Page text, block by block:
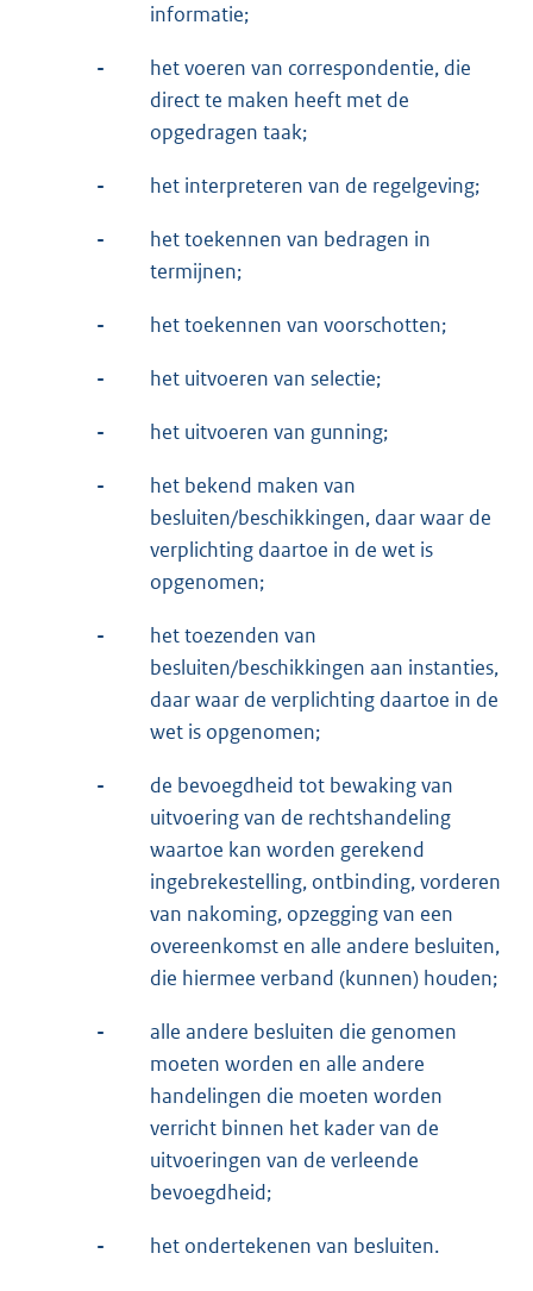
informatie;
-
het voeren van correspondentie, die
direct te maken heeft met de
opgedragen taak;
- het interpreteren van de regelgeving;
-
het toekennen van bedragen in
termijnen;
- het toekennen van voorschotten;
- het uitvoeren van selectie;
- het uitvoeren van gunning;
-
het bekend maken van
besluiten/beschikkingen, daar waar de
verplichting daartoe in de wet is
opgenomen;
-
het toezenden van
besluiten/beschikkingen aan instanties,
daar waar de verplichting daartoe in de
wet is opgenomen;
-
de bevoegdheid tot bewaking van
uitvoering van de rechtshandeling
waartoe kan worden gerekend
ingebrekestelling, ontbinding, vorderen
van nakoming, opzegging van een
overeenkomst en alle andere besluiten,
die hiermee verband (kunnen) houden;
-
alle andere besluiten die genomen
moeten worden en alle andere
handelingen die moeten worden
verricht binnen het kader van de
uitvoeringen van de verleende
bevoegdheid;
- het ondertekenen van besluiten.